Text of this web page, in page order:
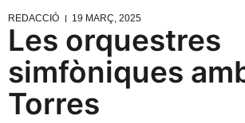
REDACCIÓ 19 MARÇ, 2025
Les orquestres
simfòniques
Torres